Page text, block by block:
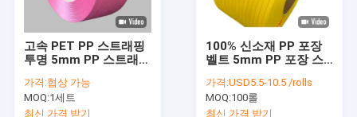
고속 PET PP 스트래핑
투명 5mm PP 스트래핑
계용)
가격:협상 가능
MOQ:1세트
최신 가격 받기
100% 신소재 PP 포장
벨트 5mm PP 포장 스
계용
가격:USD5.5-10.5 /rolls
MOQ:100롤
최신 가격 받기